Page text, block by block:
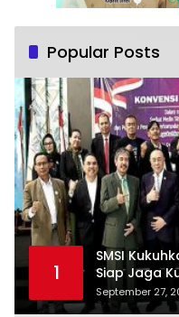
Popular Posts
1
SMSI
Siap Jaga
Indonesia
September 27,